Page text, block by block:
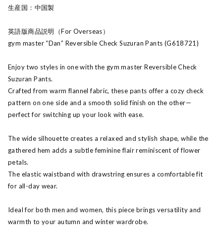
生産国：中国製
英語版商品説明（For Overseas）
gym master “Dan” Reversible Check Suzuran Pants (G618721)
Enjoy two styles in one with the gym master Reversible Check
Suzuran Pants.
Crafted from warm flannel fabric, these pants offer a cozy check
pattern on one side and a smooth solid finish on the other—
perfect for switching up your look with ease.
The wide silhouette creates a relaxed and stylish shape, while the
gathered hem adds a subtle feminine flair reminiscent of flower
petals.
The elastic waistband with drawstring ensures a comfortable fit
for all-day wear.
Ideal for both men and women, this piece brings versatility and
warmth to your autumn and winter wardrobe.